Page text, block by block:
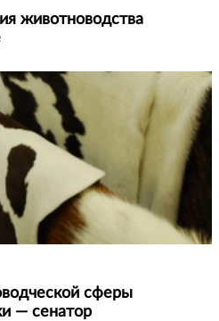
животноводства
сферы
— сенатор